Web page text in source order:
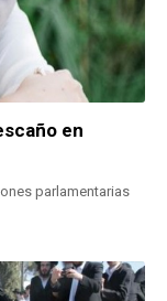
en
parlamentarias